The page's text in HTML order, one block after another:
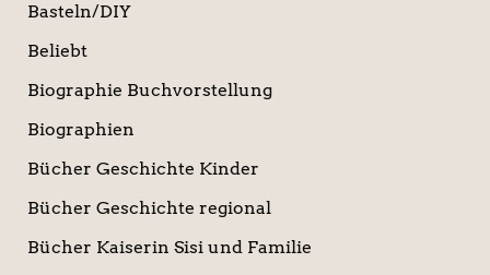
Basteln/DIY
Beliebt
Biographie Buchvorstellung
Biographien
Bücher Geschichte Kinder
Bücher Geschichte regional
Bücher Kaiserin Sisi und Familie